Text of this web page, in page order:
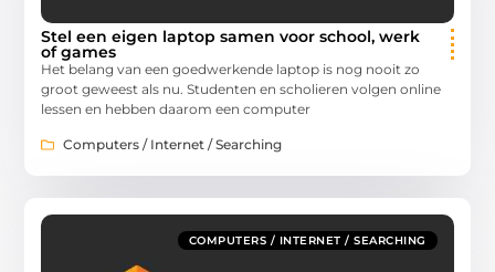
Stel een eigen laptop samen voor school, werk
of games
Het belang van een goedwerkende laptop is nog nooit zo
groot geweest als nu. Studenten en scholieren volgen online
lessen en hebben daarom een computer
Computers / Internet / Searching
COMPUTERS / INTERNET / SEARCHING